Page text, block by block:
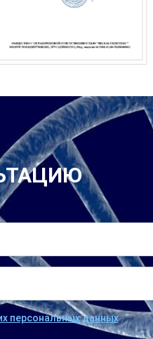
персональных данных